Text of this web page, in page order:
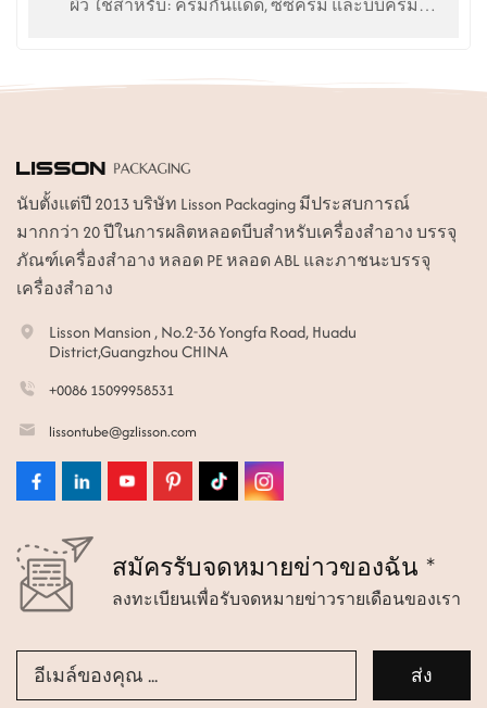
ผิว ใช้สำหรับ: ครีมกันแดด, ซีซีครีม และบีบีครีม
ปั๊มร้อน, หรือติดฉลาก จี
นับตั้งแต่ปี 2013 บริษัท Lisson Packaging มีประสบการณ์
มากกว่า 20 ปีในการผลิตหลอดบีบสำหรับเครื่องสำอาง บรรจุ
ภัณฑ์เครื่องสำอาง หลอด PE หลอด ABL และภาชนะบรรจุ
เครื่องสำอาง
Lisson Mansion , No.2-36 Yongfa Road, Huadu
District,Guangzhou CHINA
+0086 15099958531
lissontube@gzlisson.com
สมัครรับจดหมายข่าวของฉัน *
ลงทะเบียนเพื่อรับจดหมายข่าวรายเดือนของเรา